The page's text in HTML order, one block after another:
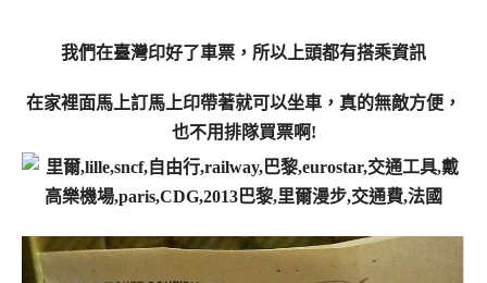
我們在臺灣印好了車票，所以上頭都有搭乘資訊
在家裡面馬上訂馬上印帶著就可以坐車，真的無敵方便，
也不用排隊買票啊!